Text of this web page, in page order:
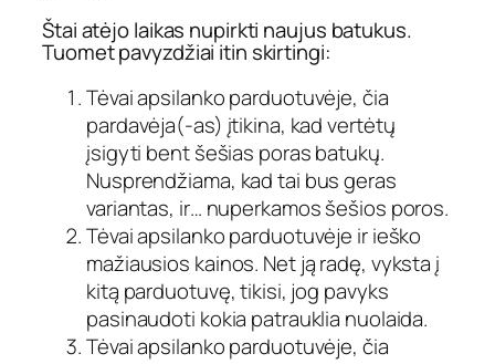
Štai atėjo laikas nupirkti naujus batukus.
Tuomet pavyzdžiai itin skirtingi:
Tėvai apsilanko parduotuvėje, čia
pardavėja(-as) įtikina, kad vertėtų
įsigyti bent šešias poras batukų.
Nusprendžiama, kad tai bus geras
variantas, ir… nuperkamos šešios poros.
Tėvai apsilanko parduotuvėje ir ieško
mažiausios kainos. Net ją radę, vyksta į
kitą parduotuvę, tikisi, jog pavyks
pasinaudoti kokia patrauklia nuolaida.
Tėvai apsilanko parduotuvėje, čia